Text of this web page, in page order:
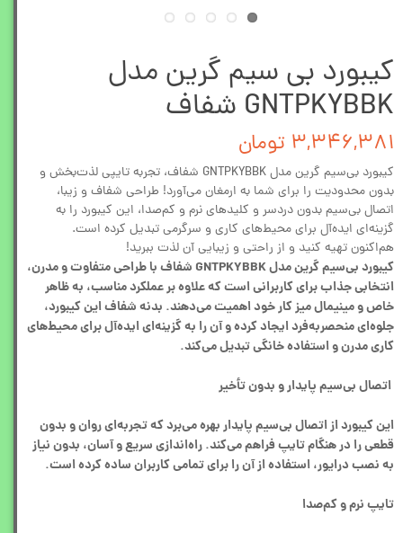
کیبورد بی سیم گرین مدل
GNTPKYBBK شفاف
۳,۳۴۶,۳۸۱ تومان
کیبورد بی‌سیم گرین مدل GNTPKYBBK شفاف، تجربه تایپی لذت‌بخش و
بدون محدودیت را برای شما به ارمغان می‌آورد! طراحی شفاف و زیبا،
اتصال بی‌سیم بدون دردسر و کلیدهای نرم و کم‌صدا، این کیبورد را به
گزینه‌ای ایده‌آل برای محیط‌های کاری و سرگرمی تبدیل کرده است.
هم‌اکنون تهیه کنید و از راحتی و زیبایی آن لذت ببرید!
کیبورد بی‌سیم گرین مدل GNTPKYBBK شفاف با طراحی متفاوت و مدرن،
انتخابی جذاب برای کاربرانی است که علاوه بر عملکرد مناسب، به ظاهر
خاص و مینیمال میز کار خود اهمیت می‌دهند. بدنه شفاف این کیبورد،
جلوه‌ای منحصربه‌فرد ایجاد کرده و آن را به گزینه‌ای ایده‌آل برای محیط‌های
کاری مدرن و استفاده خانگی تبدیل می‌کند.
اتصال بی‌سیم پایدار و بدون تأخیر
این کیبورد از اتصال بی‌سیم پایدار بهره می‌برد که تجربه‌ای روان و بدون
قطعی را در هنگام تایپ فراهم می‌کند. راه‌اندازی سریع و آسان، بدون نیاز
به نصب درایور، استفاده از آن را برای تمامی کاربران ساده کرده است.
تایپ نرم و کم‌صدا